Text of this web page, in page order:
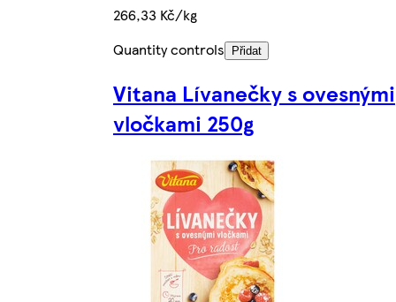
266,33 Kč/kg
Quantity controls
Přidat
Vitana Lívanečky s ovesnými
vločkami 250g